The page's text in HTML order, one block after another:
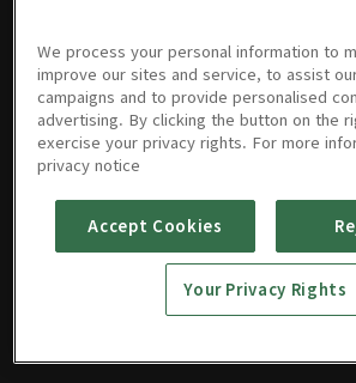
영화
비정한 도
We process your personal information to
improve our sites and service, to assist
campaigns and to provide personalised
advertising. By clicking the button on the
exercise your privacy rights. For more
privacy notice
Accept Cookies
Your Privacy Rights